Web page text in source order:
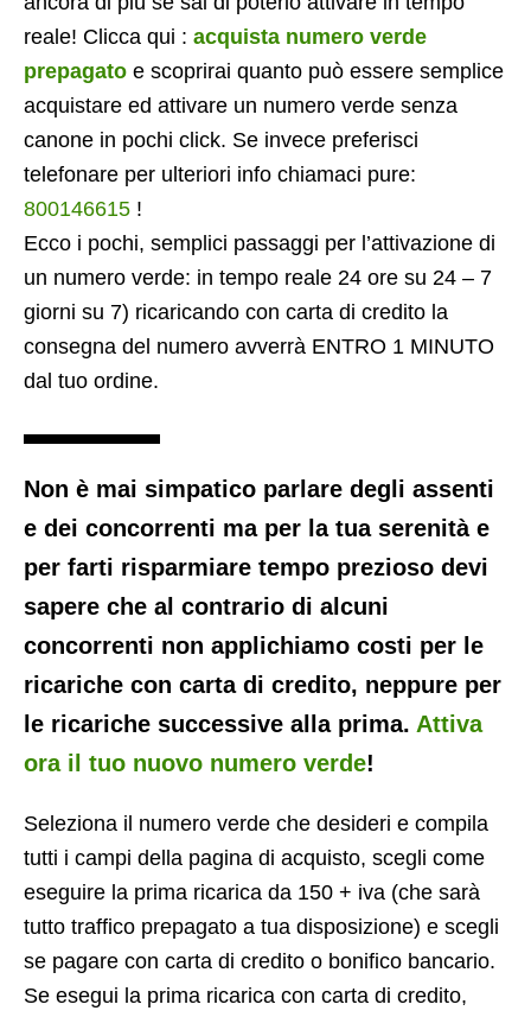
reale! Clicca qui : acquista numero verde
prepagato e scoprirai quanto può essere semplice
acquistare ed attivare un numero verde senza
canone in pochi click. Se invece preferisci
telefonare per ulteriori info chiamaci pure:
800146615 !
Ecco i pochi, semplici passaggi per l’attivazione di
un numero verde: in tempo reale 24 ore su 24 – 7
giorni su 7) ricaricando con carta di credito la
consegna del numero avverrà ENTRO 1 MINUTO
dal tuo ordine.
Non è mai simpatico parlare degli assenti
e dei concorrenti ma per la tua serenità e
per farti risparmiare tempo prezioso devi
sapere che al contrario di alcuni
concorrenti non applichiamo costi per le
ricariche con carta di credito, neppure per
le ricariche successive alla prima. Attiva
ora il tuo nuovo numero verde!
Seleziona il numero verde che desideri e compila
tutti i campi della pagina di acquisto, scegli come
eseguire la prima ricarica da 150 + iva (che sarà
tutto traffico prepagato a tua disposizione) e scegli
se pagare con carta di credito o bonifico bancario.
Se esegui la prima ricarica con carta di credito,